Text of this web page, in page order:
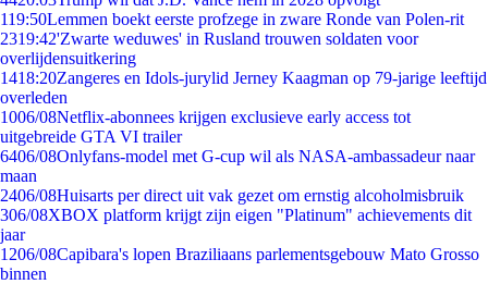
119:50Lemmen boekt eerste profzege in zware Ronde van Polen-rit
2319:42'Zwarte weduwes' in Rusland trouwen soldaten voor
overlijdensuitkering
1418:20Zangeres en Idols-jurylid Jerney Kaagman op 79-jarige leeftijd
overleden
1006/08Netflix-abonnees krijgen exclusieve early access tot
uitgebreide GTA VI trailer
6406/08Onlyfans-model met G-cup wil als NASA-ambassadeur naar
maan
2406/08Huisarts per direct uit vak gezet om ernstig alcoholmisbruik
306/08XBOX platform krijgt zijn eigen "Platinum" achievements dit
jaar
1206/08Capibara's lopen Braziliaans parlementsgebouw Mato Grosso
binnen